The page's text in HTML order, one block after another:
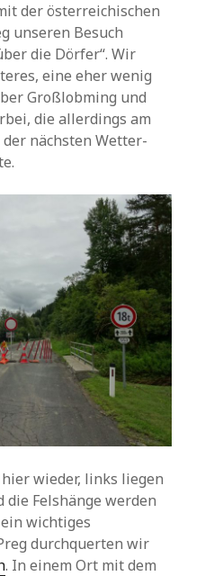
der österreichischen
unseren Besuch
die Dörfer“. Wir
eine eher wenig
Großlobming und
die allerdings am
der nächsten Wetter-
wieder, links liegen
die Felshänge werden
wichtiges
durchquerten wir
. In einem Ort mit dem